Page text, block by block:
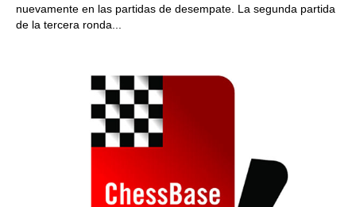
nuevamente en las partidas de desempate. La segunda partida
de la tercera ronda...